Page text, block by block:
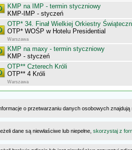
KMP na IMP - termin styczniowy
KMP-IMP - styczeń
OTP* 34. Finał Wielkiej Orkiestry
OTP* WOŚP w Hotelu Presidential
Warszawa
KMP na maxy - termin styczniowy
KMP - styczeń
OTP** Czterech Króli
OTP** 4 Króli
Warszawa
o przetwarzaniu danych osobowych
dane są niewłaściwe lub niepełne, skorzystaj z